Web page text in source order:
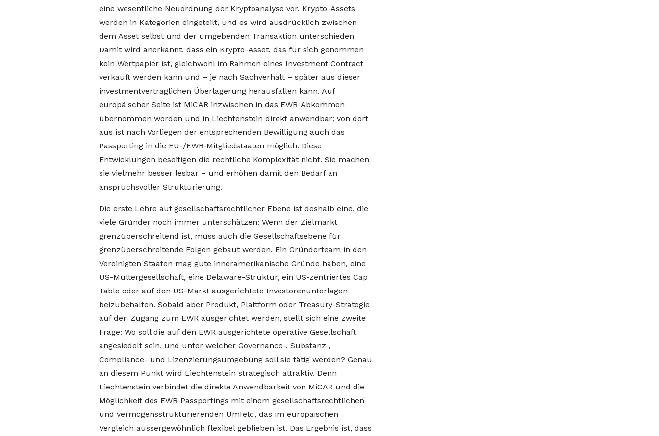
eine wesentliche Neuordnung der Kryptoanalyse vor. Krypto-Assets
werden in Kategorien eingeteilt, und es wird ausdrücklich zwischen
dem Asset selbst und der umgebenden Transaktion unterschieden.
Damit wird anerkannt, dass ein Krypto-Asset, das für sich genommen
kein Wertpapier ist, gleichwohl im Rahmen eines Investment Contract
verkauft werden kann und – je nach Sachverhalt – später aus dieser
investmentvertraglichen Überlagerung herausfallen kann. Auf
europäischer Seite ist MiCAR inzwischen in das EWR-Abkommen
übernommen worden und in Liechtenstein direkt anwendbar; von dort
aus ist nach Vorliegen der entsprechenden Bewilligung auch das
Passporting in die EU-/EWR-Mitgliedstaaten möglich. Diese
Entwicklungen beseitigen die rechtliche Komplexität nicht. Sie machen
sie vielmehr besser lesbar – und erhöhen damit den Bedarf an
anspruchsvoller Strukturierung.
Die erste Lehre auf gesellschaftsrechtlicher Ebene ist deshalb eine, die
viele Gründer noch immer unterschätzen: Wenn der Zielmarkt
grenzüberschreitend ist, muss auch die Gesellschaftsebene für
grenzüberschreitende Folgen gebaut werden. Ein Gründerteam in den
Vereinigten Staaten mag gute inneramerikanische Gründe haben, eine
US-Muttergesellschaft, eine Delaware-Struktur, ein US-zentriertes Cap
Table oder auf den US-Markt ausgerichtete Investorenunterlagen
beizubehalten. Sobald aber Produkt, Plattform oder Treasury-Strategie
auf den Zugang zum EWR ausgerichtet werden, stellt sich eine zweite
Frage: Wo soll die auf den EWR ausgerichtete operative Gesellschaft
angesiedelt sein, und unter welcher Governance-, Substanz-,
Compliance- und Lizenzierungsumgebung soll sie tätig werden? Genau
an diesem Punkt wird Liechtenstein strategisch attraktiv. Denn
Liechtenstein verbindet die direkte Anwendbarkeit von MiCAR und die
Möglichkeit des EWR-Passportings mit einem gesellschaftsrechtlichen
und vermögensstrukturierenden Umfeld, das im europäischen
Vergleich aussergewöhnlich flexibel geblieben ist. Das Ergebnis ist, dass